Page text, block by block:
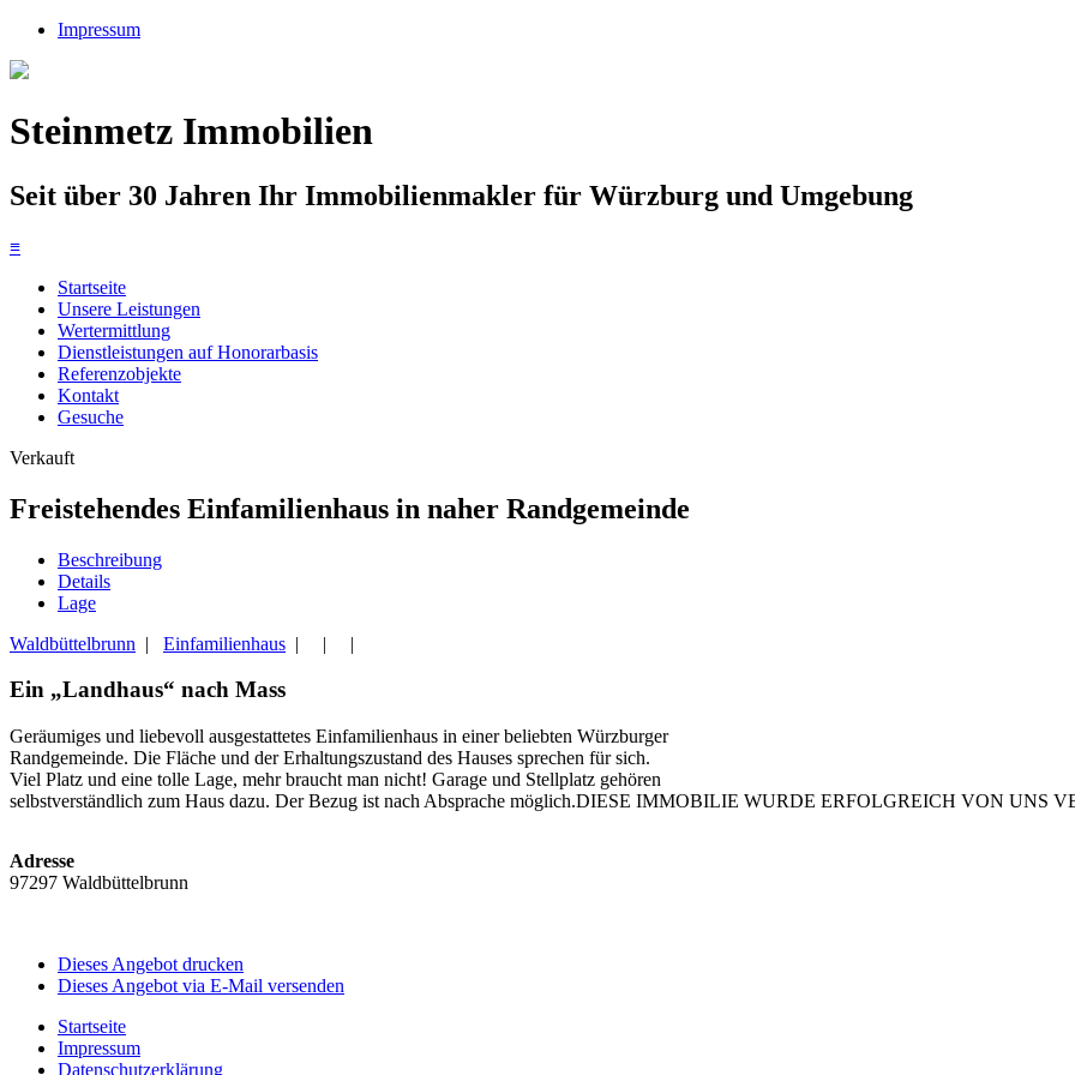
Impressum
Steinmetz Immobilien
Seit über 30 Jahren Ihr Immobilienmakler für Würzburg und Umgebung
≡
Startseite
Unsere Leistungen
Wertermittlung
Dienstleistungen auf Honorarbasis
Referenzobjekte
Kontakt
Gesuche
Verkauft
Freistehendes Einfamilienhaus in naher Randgemeinde
Beschreibung
Details
Lage
Waldbüttelbrunn | Einfamilienhaus | | |
Ein „Landhaus“ nach Mass
Geräumiges und liebevoll ausgestattetes Einfamilienhaus in einer beliebten Würzburger
Randgemeinde. Die Fläche und der Erhaltungszustand des Hauses sprechen für sich.
Viel Platz und eine tolle Lage, mehr braucht man nicht! Garage und Stellplatz gehören
selbstverständlich zum Haus dazu. Der Bezug ist nach Absprache möglich.DIESE IMMOBILIE WURDE ERFOLGREICH VON UNS
Adresse
97297 Waldbüttelbrunn
Dieses Angebot drucken
Dieses Angebot via E-Mail versenden
Startseite
Impressum
Datenschutzerklärung